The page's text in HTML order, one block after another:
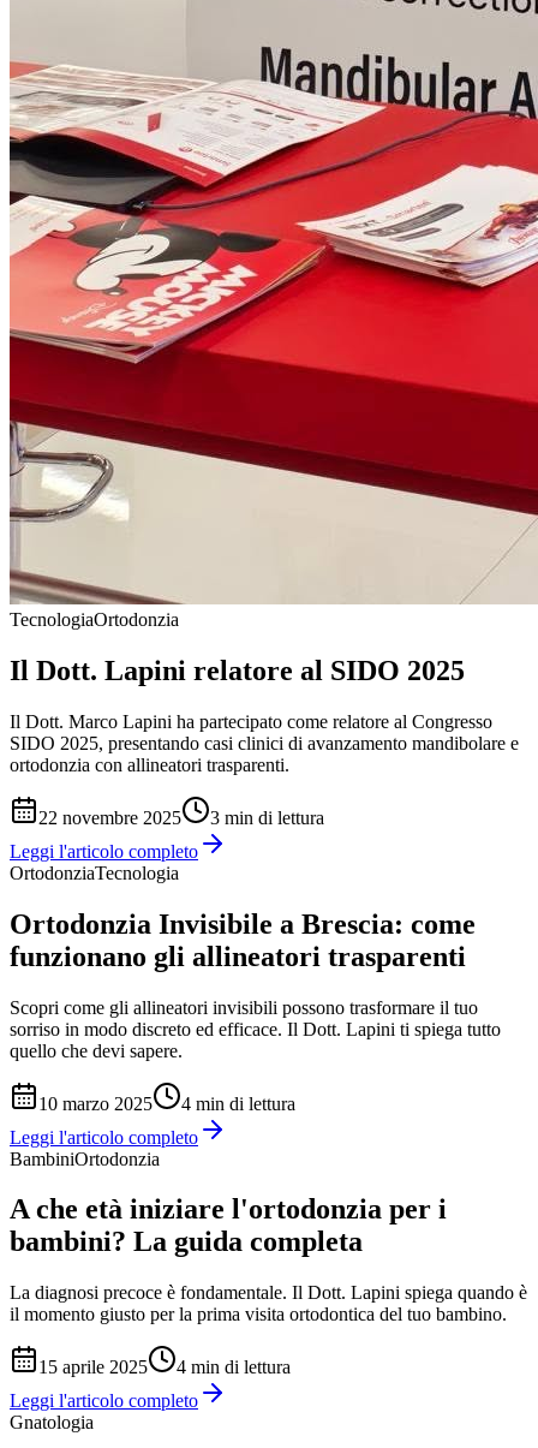
TecnologiaOrtodonzia
Il Dott. Lapini relatore al SIDO 2025
Il Dott. Marco Lapini ha partecipato come relatore al Congresso
SIDO 2025, presentando casi clinici di avanzamento mandibolare e
ortodonzia con allineatori trasparenti.
22 novembre 2025 3 min di lettura
Leggi l'articolo completo
OrtodonziaTecnologia
Ortodonzia Invisibile a Brescia: come
funzionano gli allineatori trasparenti
Scopri come gli allineatori invisibili possono trasformare il tuo
sorriso in modo discreto ed efficace. Il Dott. Lapini ti spiega tutto
quello che devi sapere.
10 marzo 2025 4 min di lettura
Leggi l'articolo completo
BambiniOrtodonzia
A che età iniziare l'ortodonzia per i
bambini? La guida completa
La diagnosi precoce è fondamentale. Il Dott. Lapini spiega quando è
il momento giusto per la prima visita ortodontica del tuo bambino.
15 aprile 2025 4 min di lettura
Leggi l'articolo completo
Gnatologia